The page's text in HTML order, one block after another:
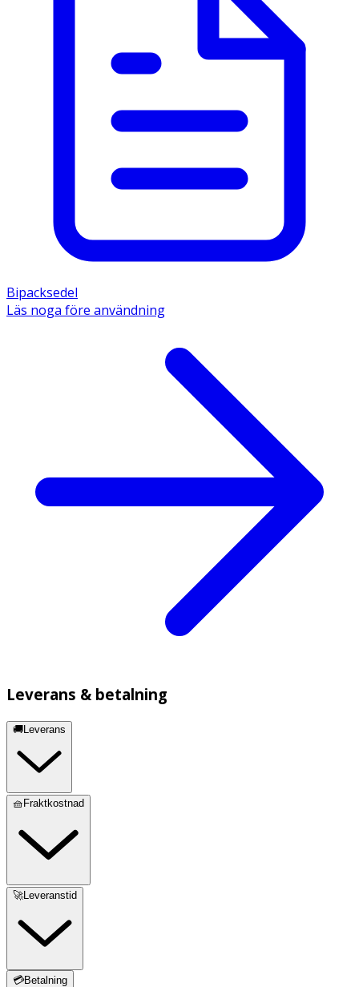
Bipacksedel
Läs noga före användning
Leverans & betalning
🚚Leverans
🧺Fraktkostnad
🚀Leveranstid
💳Betalning